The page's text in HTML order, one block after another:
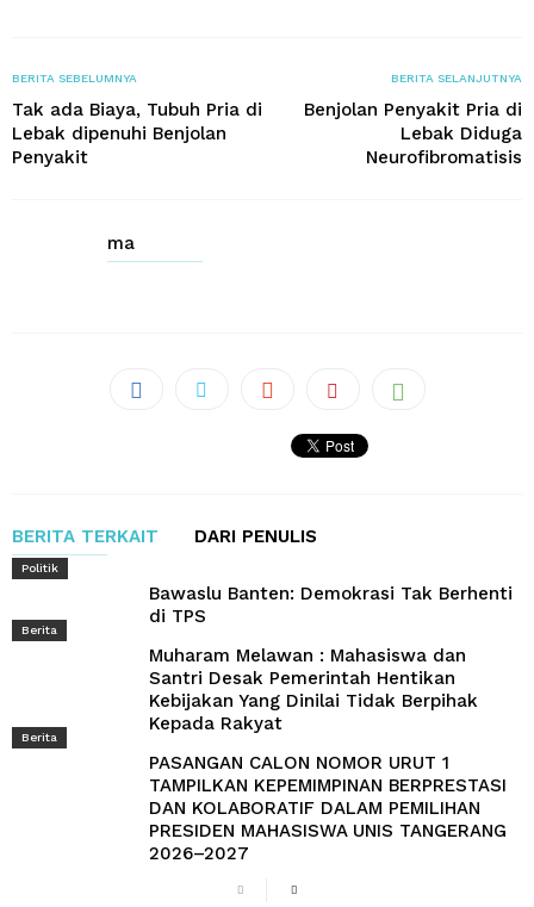
BERITA SEBELUMNYA
Tak ada Biaya, Tubuh Pria di
Lebak dipenuhi Benjolan
Penyakit
BERITA SELANJUTNYA
Benjolan Penyakit Pria di
Lebak Diduga
Neurofibromatisis
ma
BERITA TERKAIT DARI PENULIS
Politik
Bawaslu Banten: Demokrasi Tak Berhenti
di TPS
Berita
Muharam Melawan : Mahasiswa dan
Santri Desak Pemerintah Hentikan
Kebijakan Yang Dinilai Tidak Berpihak
Kepada Rakyat
Berita
PASANGAN CALON NOMOR URUT 1
TAMPILKAN KEPEMIMPINAN BERPRESTASI
DAN KOLABORATIF DALAM PEMILIHAN
PRESIDEN MAHASISWA UNIS TANGERANG
2026–2027